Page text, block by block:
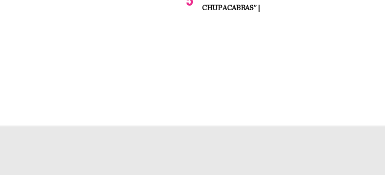
CHUPACABRAS” |